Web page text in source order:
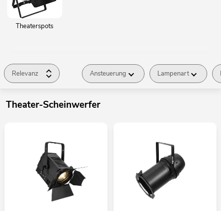
Theaterspots
Relevanz Ansteuerung Lampenart
Theater-Scheinwerfer